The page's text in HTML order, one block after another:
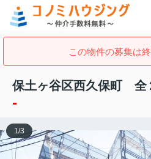
この物件の募集は終
保土ヶ谷区西久保町 全
-
1/3